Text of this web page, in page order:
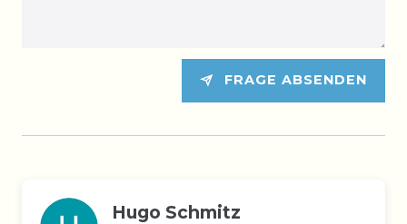
FRAGE ABSENDEN
Hugo Schmitz